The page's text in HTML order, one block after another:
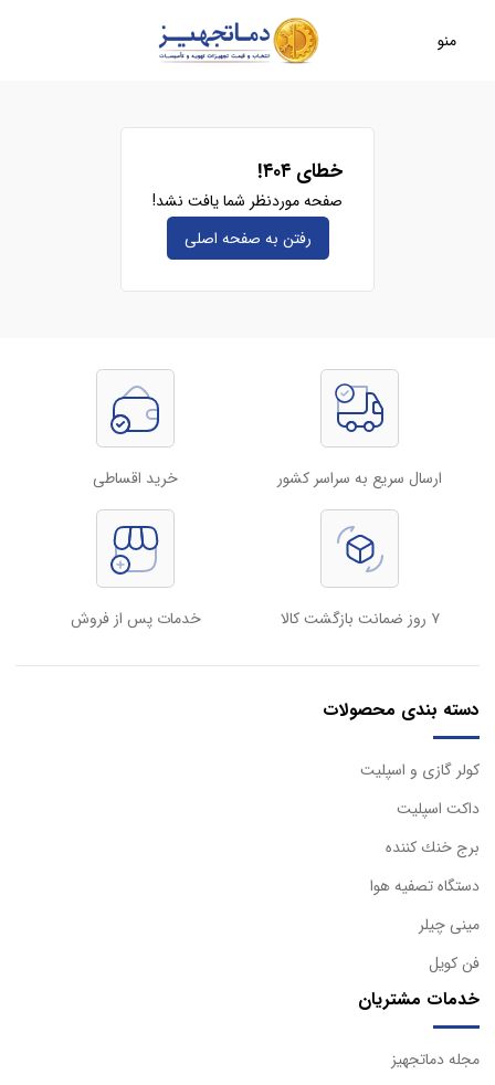
منو
خطای ۴۰۴!
صفحه موردنظر شما یافت نشد!
رفتن به صفحه‌ اصلی
ارسال سریع به سراسر کشور خرید اقساطی
۷ روز ضمانت بازگشت کالا خدمات پس از فروش
دسته بندی محصولات
كولر گازی و اسپليت
داكت اسپليت
برج خنك كننده
دستگاه تصفيه هوا
مینی چیلر
فن کویل
خدمات مشتریان
مجله دماتجهیز